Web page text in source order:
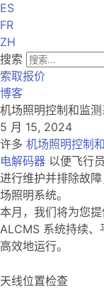
ES
FR
ZH
搜索
索取报价
博客
机场照明控制和监
5 月 15, 2024
许多 机场照明控制
电解码器 以便飞行
进行维护并排除故
场照明系统。
本月，我们将为您
ALCMS 系统持续、
高效地运行。
天线位置检查